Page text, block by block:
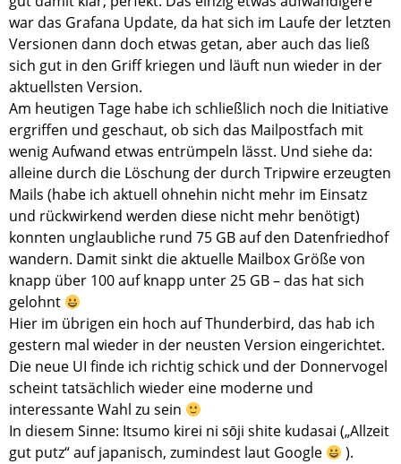
war das Grafana Update, da hat sich im Laufe der letzten
Versionen dann doch etwas getan, aber auch das ließ
sich gut in den Griff kriegen und läuft nun wieder in der
aktuellsten Version.
Am heutigen Tage habe ich schließlich noch die Initiative
ergriffen und geschaut, ob sich das Mailpostfach mit
wenig Aufwand etwas entrümpeln lässt. Und siehe da:
alleine durch die Löschung der durch Tripwire erzeugten
Mails (habe ich aktuell ohnehin nicht mehr im Einsatz
und rückwirkend werden diese nicht mehr benötigt)
konnten unglaubliche rund 75 GB auf den Datenfriedhof
wandern. Damit sinkt die aktuelle Mailbox Größe von
knapp über 100 auf knapp unter 25 GB – das hat sich
gelohnt
Hier im übrigen ein hoch auf Thunderbird, das hab ich
gestern mal wieder in der neusten Version eingerichtet.
Die neue UI finde ich richtig schick und der Donnervogel
scheint tatsächlich wieder eine moderne und
interessante Wahl zu sein
In diesem Sinne: Itsumo kirei ni sōji shite kudasai („Allzeit
gut putz“ auf japanisch, zumindest laut Google
).